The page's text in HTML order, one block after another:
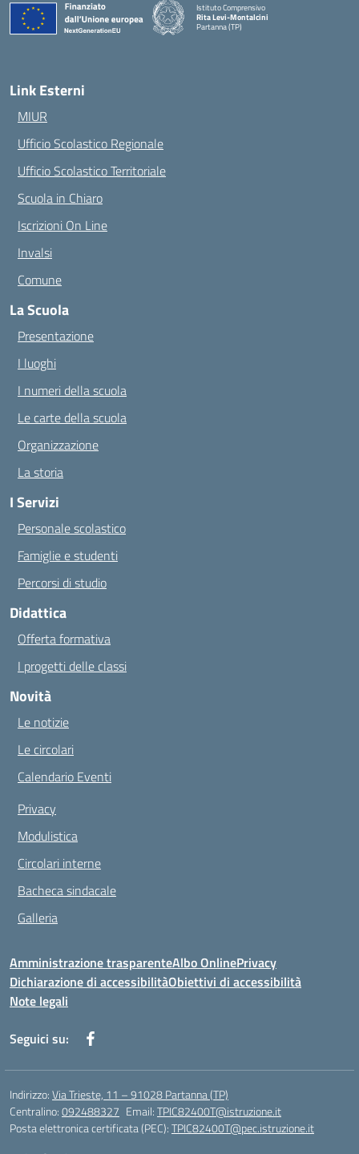
Istituto Comprensivo
Rita Levi-Montalcini
Partanna (TP)
Link Esterni
MIUR
Ufficio Scolastico Regionale
Ufficio Scolastico Territoriale
Scuola in Chiaro
Iscrizioni On Line
Invalsi
Comune
La Scuola
Presentazione
I luoghi
I numeri della scuola
Le carte della scuola
Organizzazione
La storia
I Servizi
Personale scolastico
Famiglie e studenti
Percorsi di studio
Didattica
Offerta formativa
I progetti delle classi
Novità
Le notizie
Le circolari
Calendario Eventi
Privacy
Modulistica
Circolari interne
Bacheca sindacale
Galleria
Amministrazione trasparenteAlbo OnlinePrivacy
Dichiarazione di accessibilitàObiettivi di accessibilità
Note legali
Seguici su:
Indirizzo:Via Trieste, 11 – 91028 Partanna (TP)
Centralino:092488327 Email:TPIC82400T@istruzione.it
Posta elettronica certificata (PEC):TPIC82400T@pec.istruzione.it